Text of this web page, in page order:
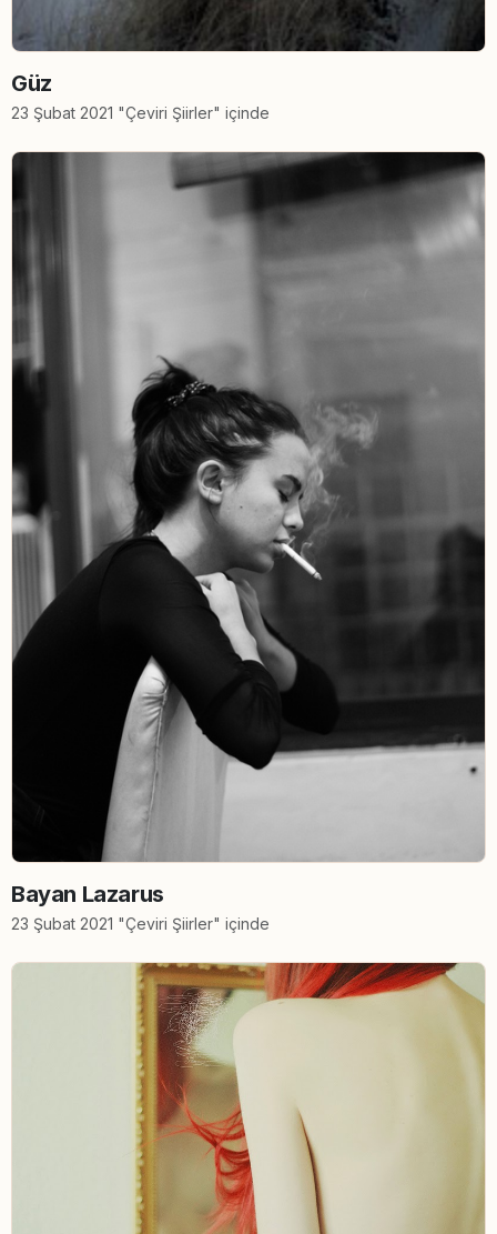
Güz
23 Şubat 2021 "Çeviri Şiirler" içinde
Bayan Lazarus
23 Şubat 2021 "Çeviri Şiirler" içinde